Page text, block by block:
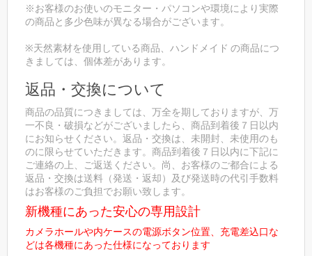
※お客様のお使いのモニター・パソコンや環境により実際
の商品と多少色味が異なる場合がございます。
※天然素材を使用している商品、ハンドメイド の商品につ
きましては、個体差があります。
返品・交換について
商品の品質につきましては、万全を期しておりますが、万
一不良・破損などがございましたら、商品到着後７日以内
にお知らせください。返品・交換は、未開封、未使用のも
のに限らせていただきます。商品到着後７日以内に下記に
ご連絡の上、ご返送ください。尚、お客様のご都合による
返品・交換は送料（発送・返却）及び発送時の代引手数料
はお客様のご負担でお願い致します。
新機種にあった安心の専用設計
カメラホールや内ケースの電源ボタン位置、充電差込口な
どは各機種にあった仕様になっております